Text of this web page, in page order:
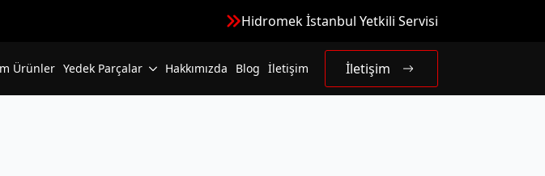
Hidromek İstanbul Yetkili Servisi
Ürünler Yedek Parçalar Hakkımızda Blog İletişim İletişim